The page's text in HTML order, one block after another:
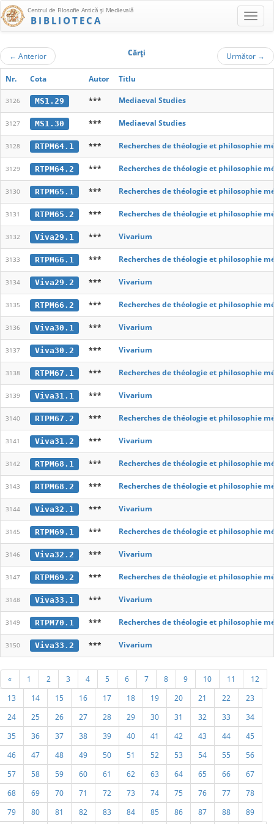
Centrul de Filosofie Antică şi Medievală
BIBLIOTECA
← Anterior Cărţi Următor →
Nr. Cota Autor Titlu
3126 MS1.29 *** Mediaeval Studies
3127 MS1.30 *** Mediaeval Studies
3128 RTPM64.1 *** Recherches de théologie et philosophie
3129 RTPM64.2 *** Recherches de théologie et philosophie
3130 RTPM65.1 *** Recherches de théologie et philosophie
3131 RTPM65.2 *** Recherches de théologie et philosophie
3132 Viva29.1 *** Vivarium
3133 RTPM66.1 *** Recherches de théologie et philosophie
3134 Viva29.2 *** Vivarium
3135 RTPM66.2 *** Recherches de théologie et philosophie
3136 Viva30.1 *** Vivarium
3137 Viva30.2 *** Vivarium
3138 RTPM67.1 *** Recherches de théologie et philosophie
3139 Viva31.1 *** Vivarium
3140 RTPM67.2 *** Recherches de théologie et philosophie
3141 Viva31.2 *** Vivarium
3142 RTPM68.1 *** Recherches de théologie et philosophie
3143 RTPM68.2 *** Recherches de théologie et philosophie
3144 Viva32.1 *** Vivarium
3145 RTPM69.1 *** Recherches de théologie et philosophie
3146 Viva32.2 *** Vivarium
3147 RTPM69.2 *** Recherches de théologie et philosophie
3148 Viva33.1 *** Vivarium
3149 RTPM70.1 *** Recherches de théologie et philosophie
3150 Viva33.2 *** Vivarium
« 1 2 3 4 5 6 7 8 9 10 11
12
13
14 15 16 17 18 19 20 21 22
23
24
25 26 27 28 29 30 31 32 33
34
35
36 37 38 39 40 41 42 43 44
45
46
47 48 49 50 51 52 53 54 55
56
57
58 59 60 61 62 63 64 65 66
67
68
69 70 71 72 73 74 75 76 77
78
79
80 81 82 83 84 85 86 87 88 89